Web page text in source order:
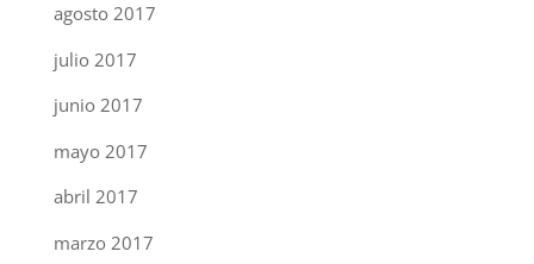
agosto 2017
julio 2017
junio 2017
mayo 2017
abril 2017
marzo 2017